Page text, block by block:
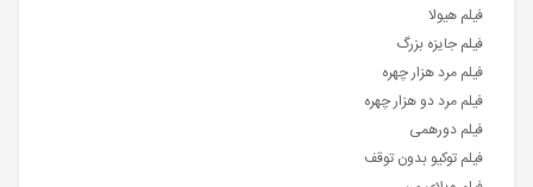
فیلم هیولا
فیلم جایزه بزرگ
فیلم مرد هزار چهره
فیلم مرد دو هزار چهره
فیلم دورهمی
فیلم توکیو بدون توقف